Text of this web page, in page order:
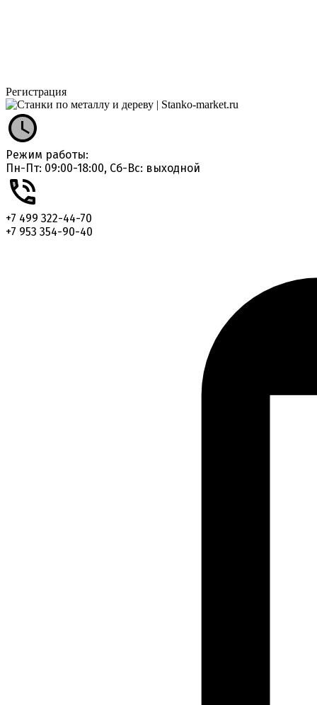
Регистрация
Режим работы:
Пн-Пт: 09:00-18:00, Сб-Вс: выходной
+7 499 322-44-70
+7 953 354-90-40